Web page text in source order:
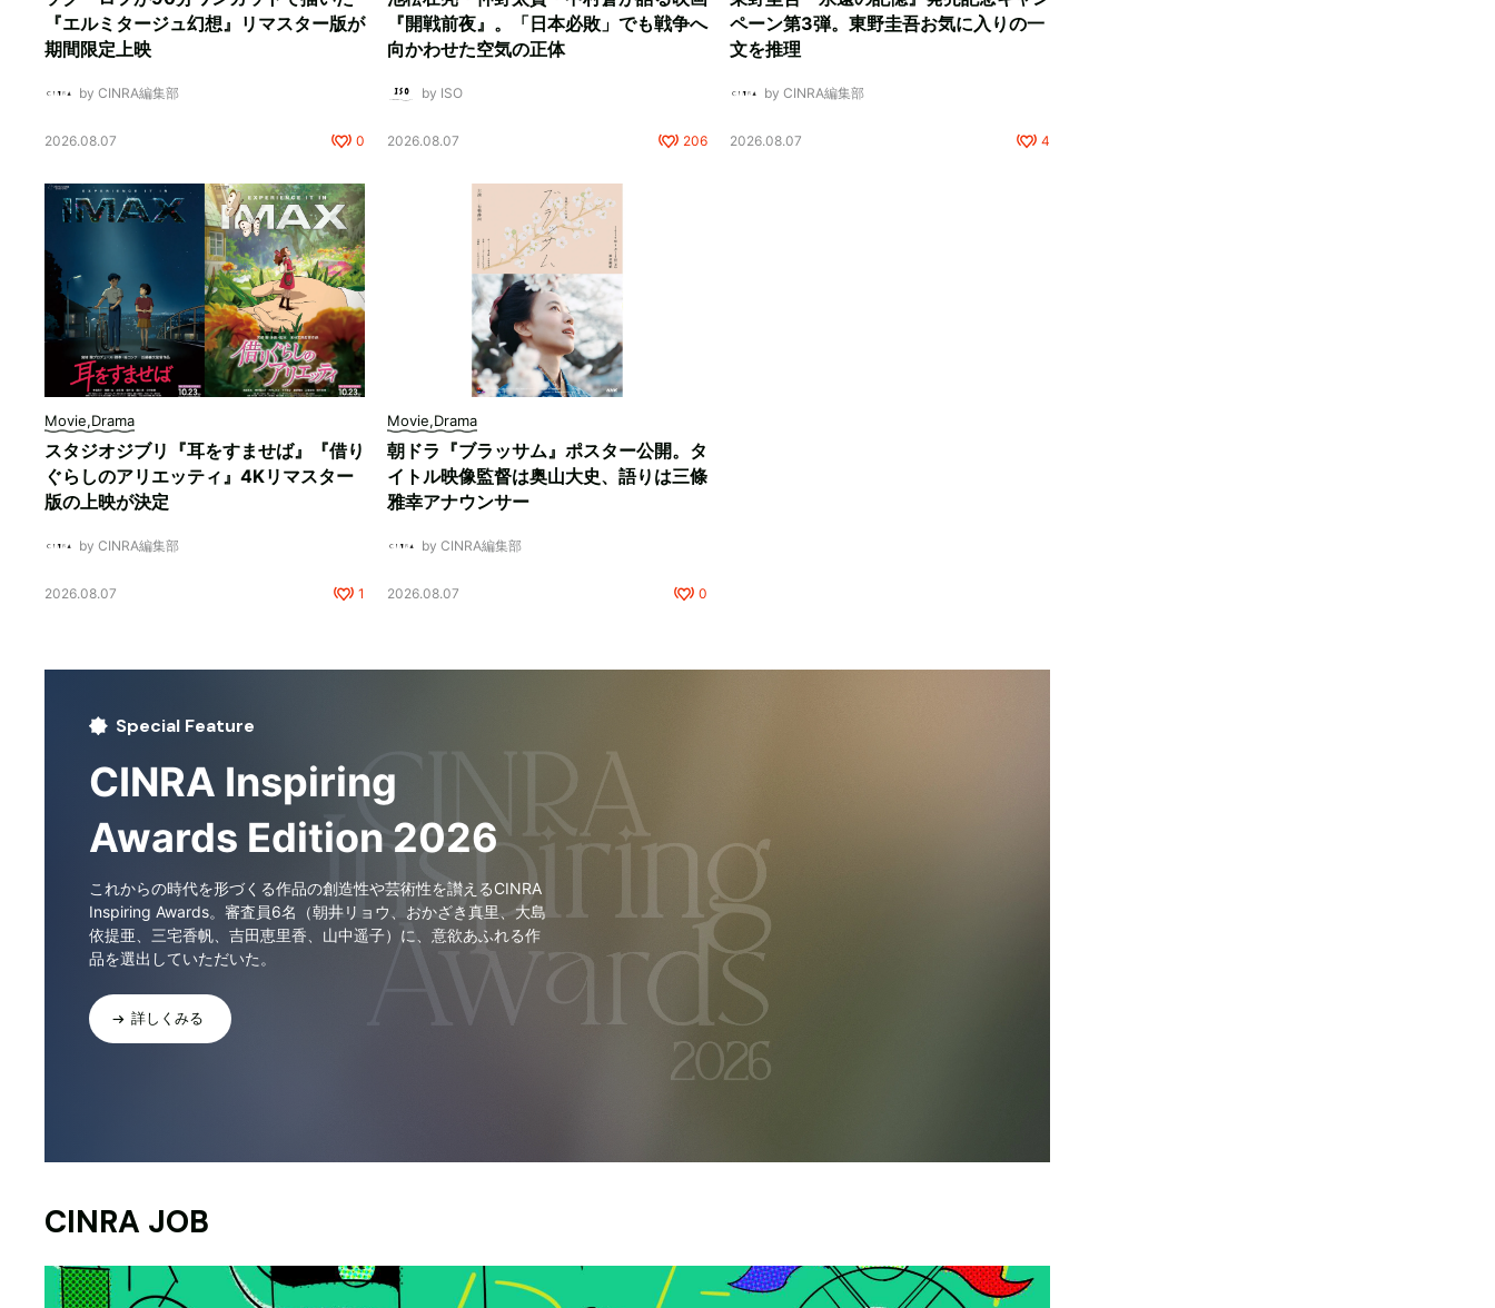
『エルミタージュ幻想』リマスター版が
期間限定上映
by CINRA編集部
2026.08.07 0
『開戦前夜』。「日本必敗」でも戦争へ
向かわせた空気の正体
by ISO
2026.08.07 206
ペーン第3弾。東野圭吾お気に入りの一
文を推理
by CINRA編集部
2026.08.07 4
Movie,Drama
スタジオジブリ『耳をすませば』『借り
ぐらしのアリエッティ』4Kリマスター
版の上映が決定
by CINRA編集部
2026.08.07 1
Movie,Drama
朝ドラ『ブラッサム』ポスター公開。タ
イトル映像監督は奥山大史、語りは三條
雅幸アナウンサー
by CINRA編集部
2026.08.07 0
Special Feature
CINRA Inspiring
Awards Edition 2026
これからの時代を形づくる作品の創造性や芸術性を讃えるCINRA
Inspiring Awards。審査員6名（朝井リョウ、おかざき真里、大島
依提亜、三宅香帆、吉田恵里香、山中遥子）に、意欲あふれる作
品を選出していただいた。
詳しくみる
CINRA JOB